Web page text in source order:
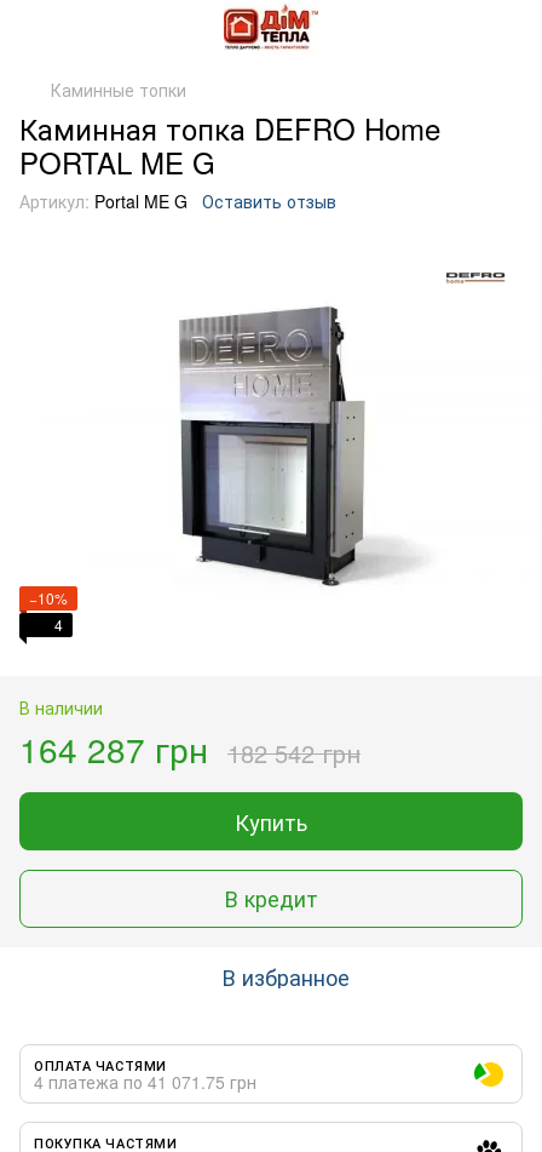
Каминные топки
Каминная топка DEFRO Home
PORTAL ME G
Артикул: Portal ME G Оставить отзыв
−10%
4
В наличии
164 287 грн 182 542 грн
Купить
В кредит
В избранное
ОПЛАТА ЧАСТЯМИ
4 платежа по 41 071.75 грн
ПОКУПКА ЧАСТЯМИ